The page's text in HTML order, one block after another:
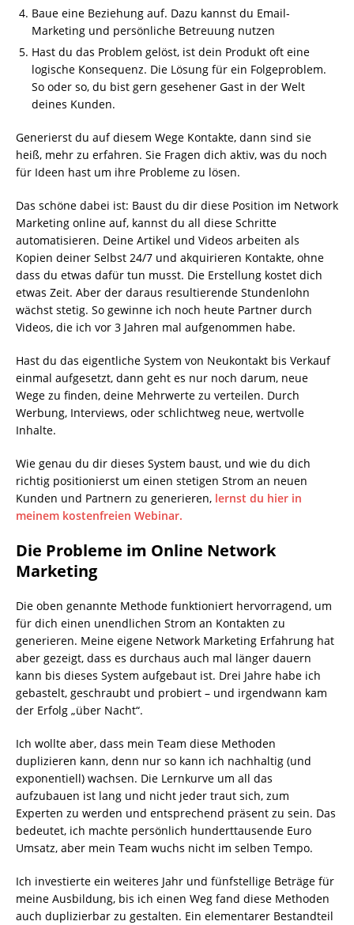
Baue eine Beziehung auf. Dazu kannst du Email-
Marketing und persönliche Betreuung nutzen
Hast du das Problem gelöst, ist dein Produkt oft eine
logische Konsequenz. Die Lösung für ein Folgeproblem.
So oder so, du bist gern gesehener Gast in der Welt
deines Kunden.
Generierst du auf diesem Wege Kontakte, dann sind sie
heiß, mehr zu erfahren. Sie Fragen dich aktiv, was du noch
für Ideen hast um ihre Probleme zu lösen.
Das schöne dabei ist: Baust du dir diese Position im Network
Marketing online auf, kannst du all diese Schritte
automatisieren. Deine Artikel und Videos arbeiten als
Kopien deiner Selbst 24/7 und akquirieren Kontakte, ohne
dass du etwas dafür tun musst. Die Erstellung kostet dich
etwas Zeit. Aber der daraus resultierende Stundenlohn
wächst stetig. So gewinne ich noch heute Partner durch
Videos, die ich vor 3 Jahren mal aufgenommen habe.
Hast du das eigentliche System von Neukontakt bis Verkauf
einmal aufgesetzt, dann geht es nur noch darum, neue
Wege zu finden, deine Mehrwerte zu verteilen. Durch
Werbung, Interviews, oder schlichtweg neue, wertvolle
Inhalte.
Wie genau du dir dieses System baust, und wie du dich
richtig positionierst um einen stetigen Strom an neuen
Kunden und Partnern zu generieren, lernst du hier in
meinem kostenfreien Webinar.
Die Probleme im Online Network
Marketing
Die oben genannte Methode funktioniert hervorragend, um
für dich einen unendlichen Strom an Kontakten zu
generieren. Meine eigene Network Marketing Erfahrung hat
aber gezeigt, dass es durchaus auch mal länger dauern
kann bis dieses System aufgebaut ist. Drei Jahre habe ich
gebastelt, geschraubt und probiert – und irgendwann kam
der Erfolg „über Nacht“.
Ich wollte aber, dass mein Team diese Methoden
duplizieren kann, denn nur so kann ich nachhaltig (und
exponentiell) wachsen. Die Lernkurve um all das
aufzubauen ist lang und nicht jeder traut sich, zum
Experten zu werden und entsprechend präsent zu sein. Das
bedeutet, ich machte persönlich hunderttausende Euro
Umsatz, aber mein Team wuchs nicht im selben Tempo.
Ich investierte ein weiteres Jahr und fünfstellige Beträge für
meine Ausbildung, bis ich einen Weg fand diese Methoden
auch duplizierbar zu gestalten. Ein elementarer Bestandteil